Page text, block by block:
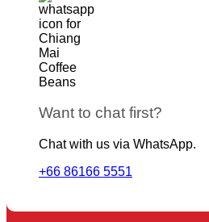
Want to chat first?
Chat with us via WhatsApp.
+66 86166 5551